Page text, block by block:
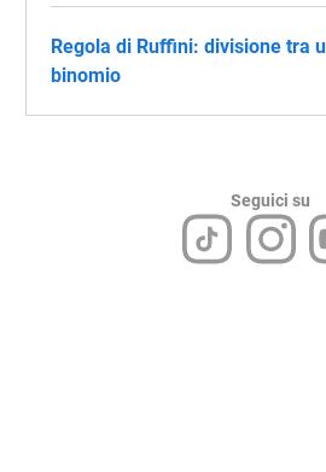
Regola di Ruffini: divisione tra
binomio
Seguici su